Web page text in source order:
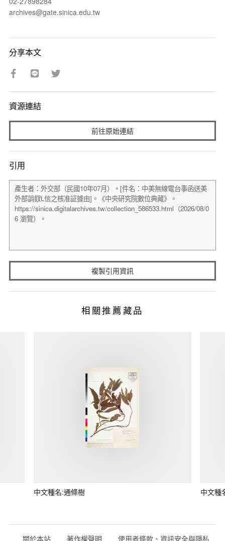
archives@gate.sinica.edu.tw
分享本文
資源連結
前往原始連結
引用
複製引用資訊
相關推薦藏品
中文種名:通條樹 中文種
關於本站 著作權聲明 使用者條款、資訊安全與隱私